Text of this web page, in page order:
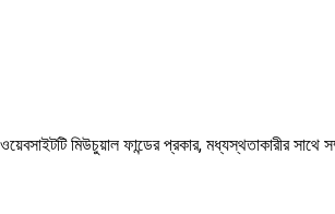
মিউচুয়াল ফান্ডের প্রকার, মধ্যস্থতাকারীর